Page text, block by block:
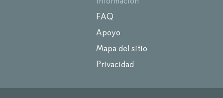
FAQ
Apoyo
Mapa del sitio
Privacidad